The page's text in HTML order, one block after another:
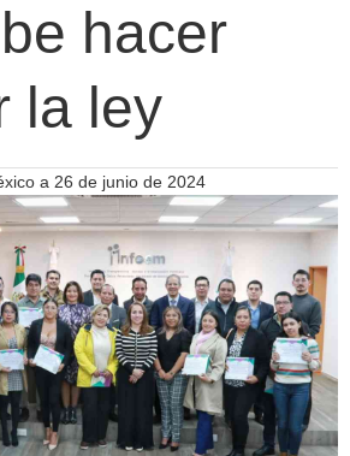
hacer
la ley
a 26 de junio de 2024